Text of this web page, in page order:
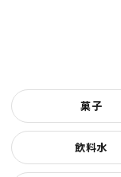
菓子
飲料水